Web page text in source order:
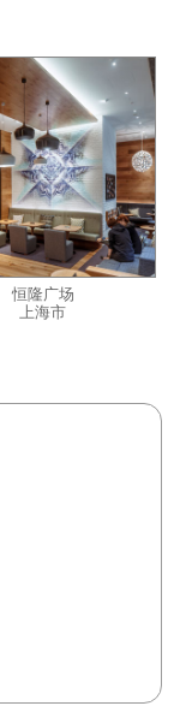
恒隆广场
上海市